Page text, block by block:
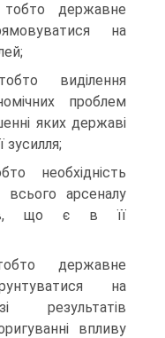
тобто державне
на
виділення
проблем
яких державі
зусилля;
необхідність
арсеналу
що є в її
державне
на
результатів
впливу